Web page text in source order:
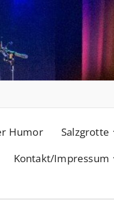
Humor
Salzgrotte
Kontakt/Impressum